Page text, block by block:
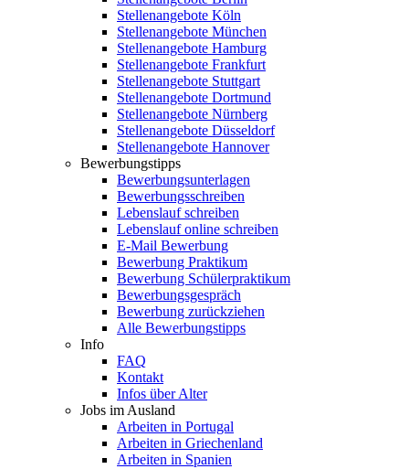
Stellenangebote Köln
Stellenangebote München
Stellenangebote Hamburg
Stellenangebote Frankfurt
Stellenangebote Stuttgart
Stellenangebote Dortmund
Stellenangebote Nürnberg
Stellenangebote Düsseldorf
Stellenangebote Hannover
Bewerbungstipps
Bewerbungsunterlagen
Bewerbungsschreiben
Lebenslauf schreiben
Lebenslauf online schreiben
E-Mail Bewerbung
Bewerbung Praktikum
Bewerbung Schülerpraktikum
Bewerbungsgespräch
Bewerbung zurückziehen
Alle Bewerbungstipps
Info
FAQ
Kontakt
Infos über Alter
Jobs im Ausland
Arbeiten in Portugal
Arbeiten in Griechenland
Arbeiten in Spanien